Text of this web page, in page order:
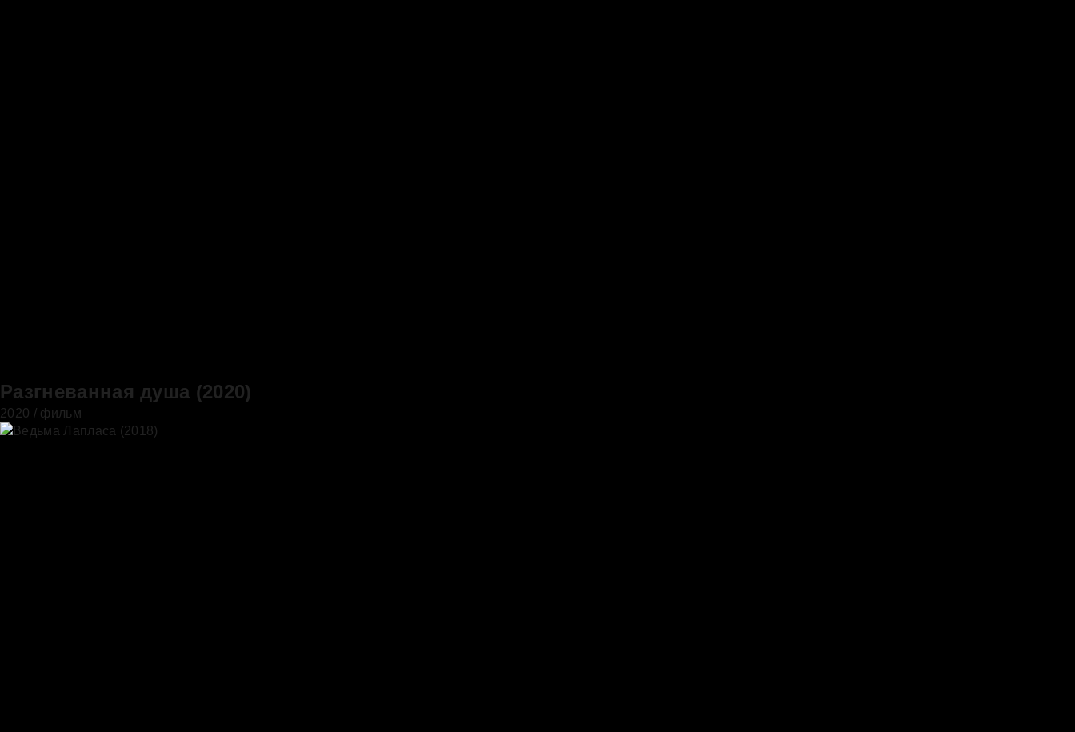
Разгневанная душа (2020)
2020 / фильм